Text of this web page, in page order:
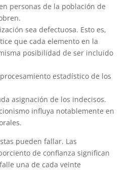
personas de la población de
sea defectuosa. Esto es,
que cada elemento en la
posibilidad de ser incluido
estadístico de los
asignación de los indecisos.
influya notablemente en
pueden fallar. Las
de confianza significan
una de cada veinte